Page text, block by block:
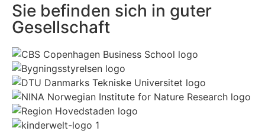
Sie befinden sich in guter
Gesellschaft